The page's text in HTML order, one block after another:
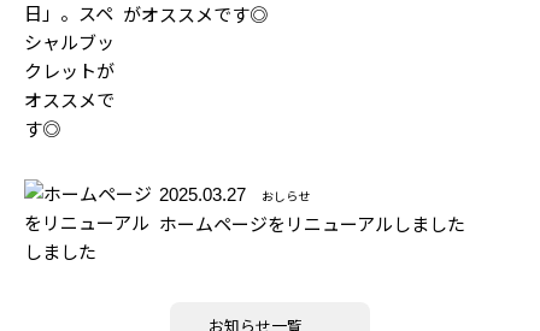
がオススメです◎
2025.03.27 おしらせ
ホームページをリニューアルしました
お知らせ一覧